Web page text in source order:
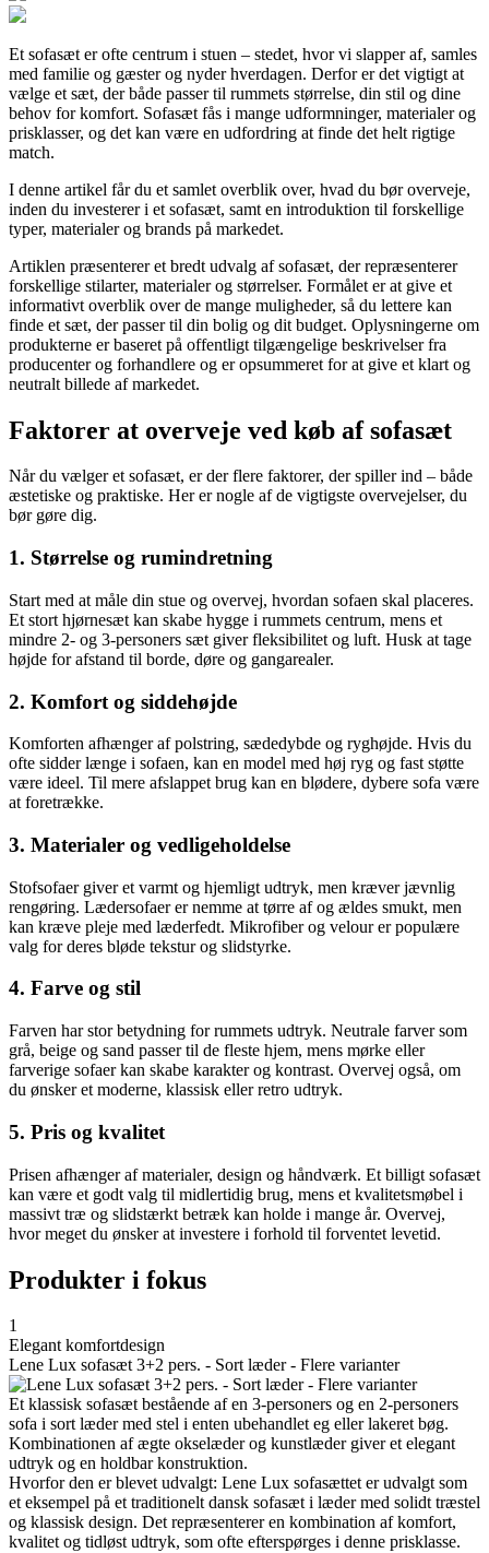
Et sofasæt er ofte centrum i stuen – stedet, hvor vi slapper af, samles
med familie og gæster og nyder hverdagen. Derfor er det vigtigt at
vælge et sæt, der både passer til rummets størrelse, din stil og dine
behov for komfort. Sofasæt fås i mange udformninger, materialer og
prisklasser, og det kan være en udfordring at finde det helt rigtige
match.
I denne artikel får du et samlet overblik over, hvad du bør overveje,
inden du investerer i et sofasæt, samt en introduktion til forskellige
typer, materialer og brands på markedet.
Artiklen præsenterer et bredt udvalg af sofasæt, der repræsenterer
forskellige stilarter, materialer og størrelser. Formålet er at give et
informativt overblik over de mange muligheder, så du lettere kan
finde et sæt, der passer til din bolig og dit budget. Oplysningerne om
produkterne er baseret på offentligt tilgængelige beskrivelser fra
producenter og forhandlere og er opsummeret for at give et klart og
neutralt billede af markedet.
Faktorer at overveje ved køb af sofasæt
Når du vælger et sofasæt, er der flere faktorer, der spiller ind – både
æstetiske og praktiske. Her er nogle af de vigtigste overvejelser, du
bør gøre dig.
1. Størrelse og rumindretning
Start med at måle din stue og overvej, hvordan sofaen skal placeres.
Et stort hjørnesæt kan skabe hygge i rummets centrum, mens et
mindre 2- og 3-personers sæt giver fleksibilitet og luft. Husk at tage
højde for afstand til borde, døre og gangarealer.
2. Komfort og siddehøjde
Komforten afhænger af polstring, sædedybde og ryghøjde. Hvis du
ofte sidder længe i sofaen, kan en model med høj ryg og fast støtte
være ideel. Til mere afslappet brug kan en blødere, dybere sofa være
at foretrække.
3. Materialer og vedligeholdelse
Stofsofaer giver et varmt og hjemligt udtryk, men kræver jævnlig
rengøring. Lædersofaer er nemme at tørre af og ældes smukt, men
kan kræve pleje med læderfedt. Mikrofiber og velour er populære
valg for deres bløde tekstur og slidstyrke.
4. Farve og stil
Farven har stor betydning for rummets udtryk. Neutrale farver som
grå, beige og sand passer til de fleste hjem, mens mørke eller
farverige sofaer kan skabe karakter og kontrast. Overvej også, om
du ønsker et moderne, klassisk eller retro udtryk.
5. Pris og kvalitet
Prisen afhænger af materialer, design og håndværk. Et billigt sofasæt
kan være et godt valg til midlertidig brug, mens et kvalitetsmøbel i
massivt træ og slidstærkt betræk kan holde i mange år. Overvej,
hvor meget du ønsker at investere i forhold til forventet levetid.
Produkter i fokus
1
Elegant komfortdesign
Lene Lux sofasæt 3+2 pers. - Sort læder - Flere varianter
Et klassisk sofasæt bestående af en 3-personers og en 2-personers
sofa i sort læder med stel i enten ubehandlet eg eller lakeret bøg.
Kombinationen af ægte okselæder og kunstlæder giver et elegant
udtryk og en holdbar konstruktion.
Hvorfor den er blevet udvalgt: Lene Lux sofasættet er udvalgt som
et eksempel på et traditionelt dansk sofasæt i læder med solidt træstel
og klassisk design. Det repræsenterer en kombination af komfort,
kvalitet og tidløst udtryk, som ofte efterspørges i denne prisklasse.